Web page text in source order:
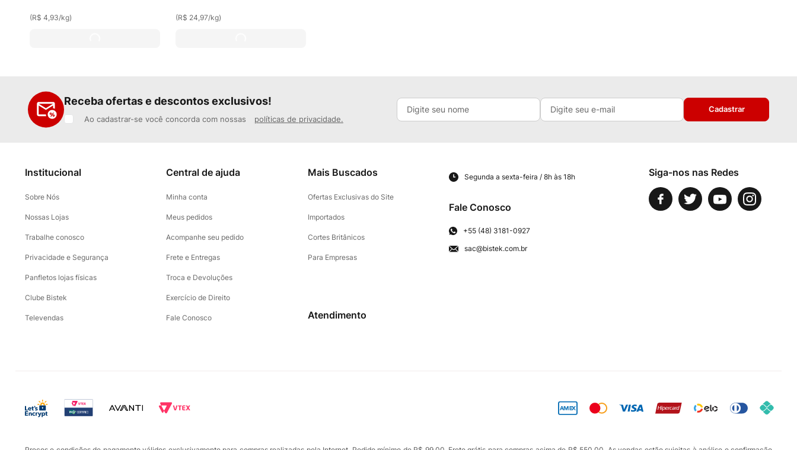
(R$ 4,93/kg) (R$ 24,97/kg)
Receba ofertas e descontos exclusivos!
Ao cadastrar-se você concorda com nossas políticas de privacidade.
Cadastrar
Institucional
Sobre Nós
Nossas Lojas
Trabalhe conosco
Privacidade e Segurança
Panfletos lojas físicas
Clube Bistek
Televendas
Central de ajuda
Minha conta
Meus pedidos
Acompanhe seu pedido
Frete e Entregas
Troca e Devoluções
Exercício de Direito
Fale Conosco
Mais Buscados
Ofertas Exclusivas do Site
Importados
Cortes Britânicos
Para Empresas
Atendimento
Segunda a sexta-feira / 8h às 18h
Fale Conosco
+55 (48) 3181-0927
sac@bistek.com.br
Siga-nos nas Redes